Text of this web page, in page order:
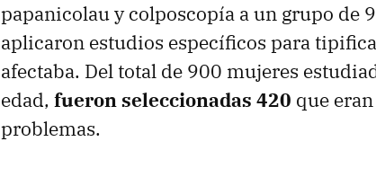
papanicolau y colposcopía a un grupo de
aplicaron estudios específicos para
afectaba. Del total de 900 mujeres
edad, fueron seleccionadas 420 que
problemas.